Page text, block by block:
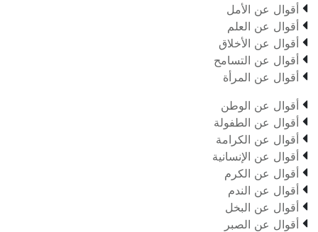
 أقوال عن الأمل
 أقوال عن العلم
 أقوال عن الأخلاق
 أقوال عن التسامح
 أقوال عن المرأة
 أقوال عن الوطن
 أقوال عن الطفولة
 أقوال عن الكرامة
 أقوال عن الإنسانية
 أقوال عن الكرم
 أقوال عن الندم
 أقوال عن البخل
 أقوال عن الصبر